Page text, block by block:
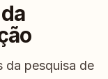
da pesquisa de